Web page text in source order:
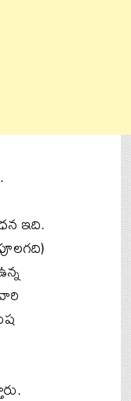
ఇది.